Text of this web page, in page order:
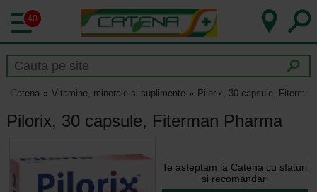
40
Catena Vitamine, minerale si suplimente Pilorix, 30 capsule,
Pilorix, 30 capsule, Fiterman Pharma
Te asteptam la Catena cu sfaturi
si recomandari